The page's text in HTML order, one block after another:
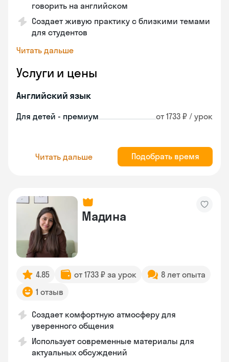
говорить на английском
Создает живую практику с близкими темами
для студентов
Читать дальше
Услуги и цены
Английский язык
Для детей - премиум от 1733 ₽ / урок
Читать дальше Подобрать время
Мадина
4.85 от 1733 ₽ за урок
8 лет опыта
1 отзыв
Создает комфортную атмосферу для
уверенного общения
Использует современные материалы для
актуальных обсуждений